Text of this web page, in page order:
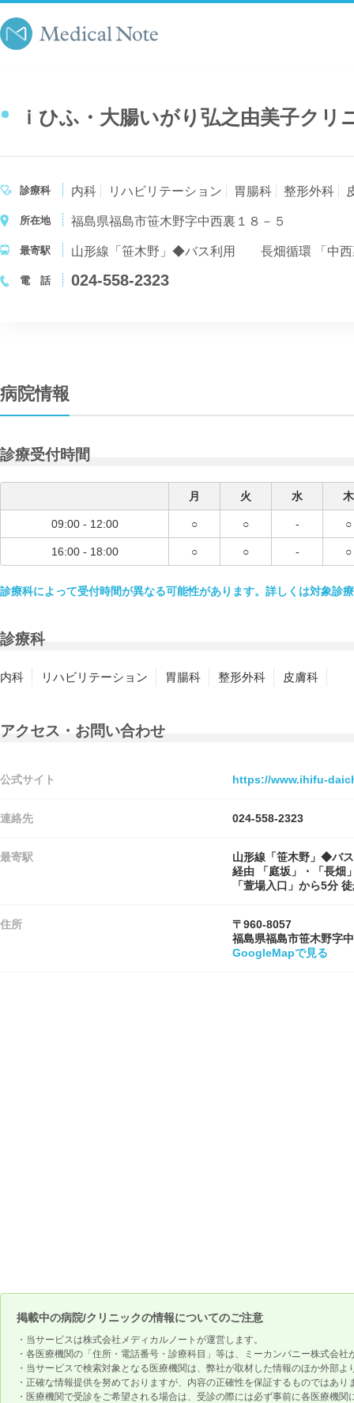
ｉひふ・大腸いがり弘之由美子クリ
診療科 内科 リハビリテーション 胃腸科 整形外科
所在地 福島県福島市笹木野字中西裏１８－５
最寄駅
電 話 024-558-2323
病院情報
診療受付時間
月 火 水 木
09:00 - 12:00 ○ ○ - ○
16:00 - 18:00 ○ ○ - ○
診療科によって受付時間が異なる可能性があります。詳しくは対象診
診療科
内科 リハビリテーション 胃腸科 整形外科 皮膚科
アクセス・お問い合わせ
公式サイト https://www.ihifu-
連絡先 024-558-2323
最寄駅
山形線「笹木野」◆バ
経由 「庭坂」・「長
「萱場入口」から5分
住所
〒960-8057
福島県福島市笹木野字
GoogleMapで見る
掲載中の病院/クリニックの情報についてのご注意
・当サービスは株式会社メディカルノートが運営します。
・各医療機関の「住所・電話番号・診療科目」等は、ミーカンパニー株式会
・当サービスで検索対象となる医療機関は、弊社が取材した情報のほか外部
・正確な情報提供を努めておりますが、内容の正確性を保証するものではあり
・医療機関で受診をご希望される場合は、受診の際には必ず事前に各医療機